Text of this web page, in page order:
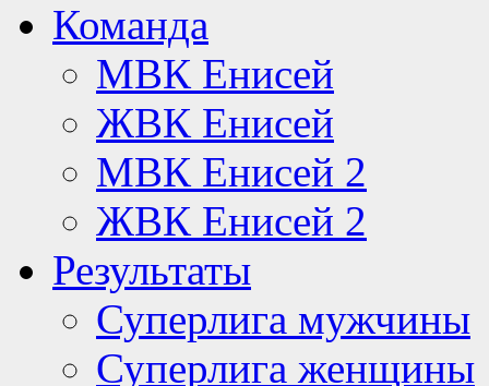
Команда
МВК Енисей
ЖВК Енисей
МВК Енисей 2
ЖВК Енисей 2
Результаты
Суперлига мужчины
Суперлига женщины